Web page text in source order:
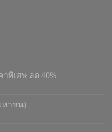
พิเศษ ลด 40%
หาชน)